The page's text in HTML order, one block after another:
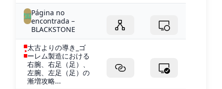
Página no
encontrada –
BLACKSTONE
太古よりの導き_ゴ
ーレム製造における
右腕、右足（足）、
左腕、左足（足）の
漸増攻略...